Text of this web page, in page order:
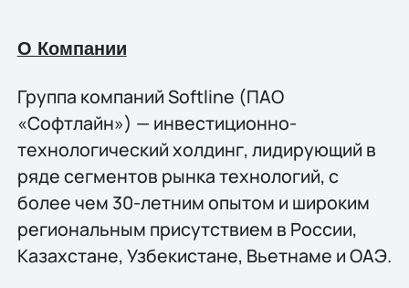
О Компании
Группа компаний Softline (ПАО
«Софтлайн») — инвестиционно-
технологический холдинг, лидирующий в
ряде сегментов рынка технологий, c
более чем 30-летним опытом и широким
региональным присутствием в России,
Казахстане, Узбекистане, Вьетнаме и ОАЭ.